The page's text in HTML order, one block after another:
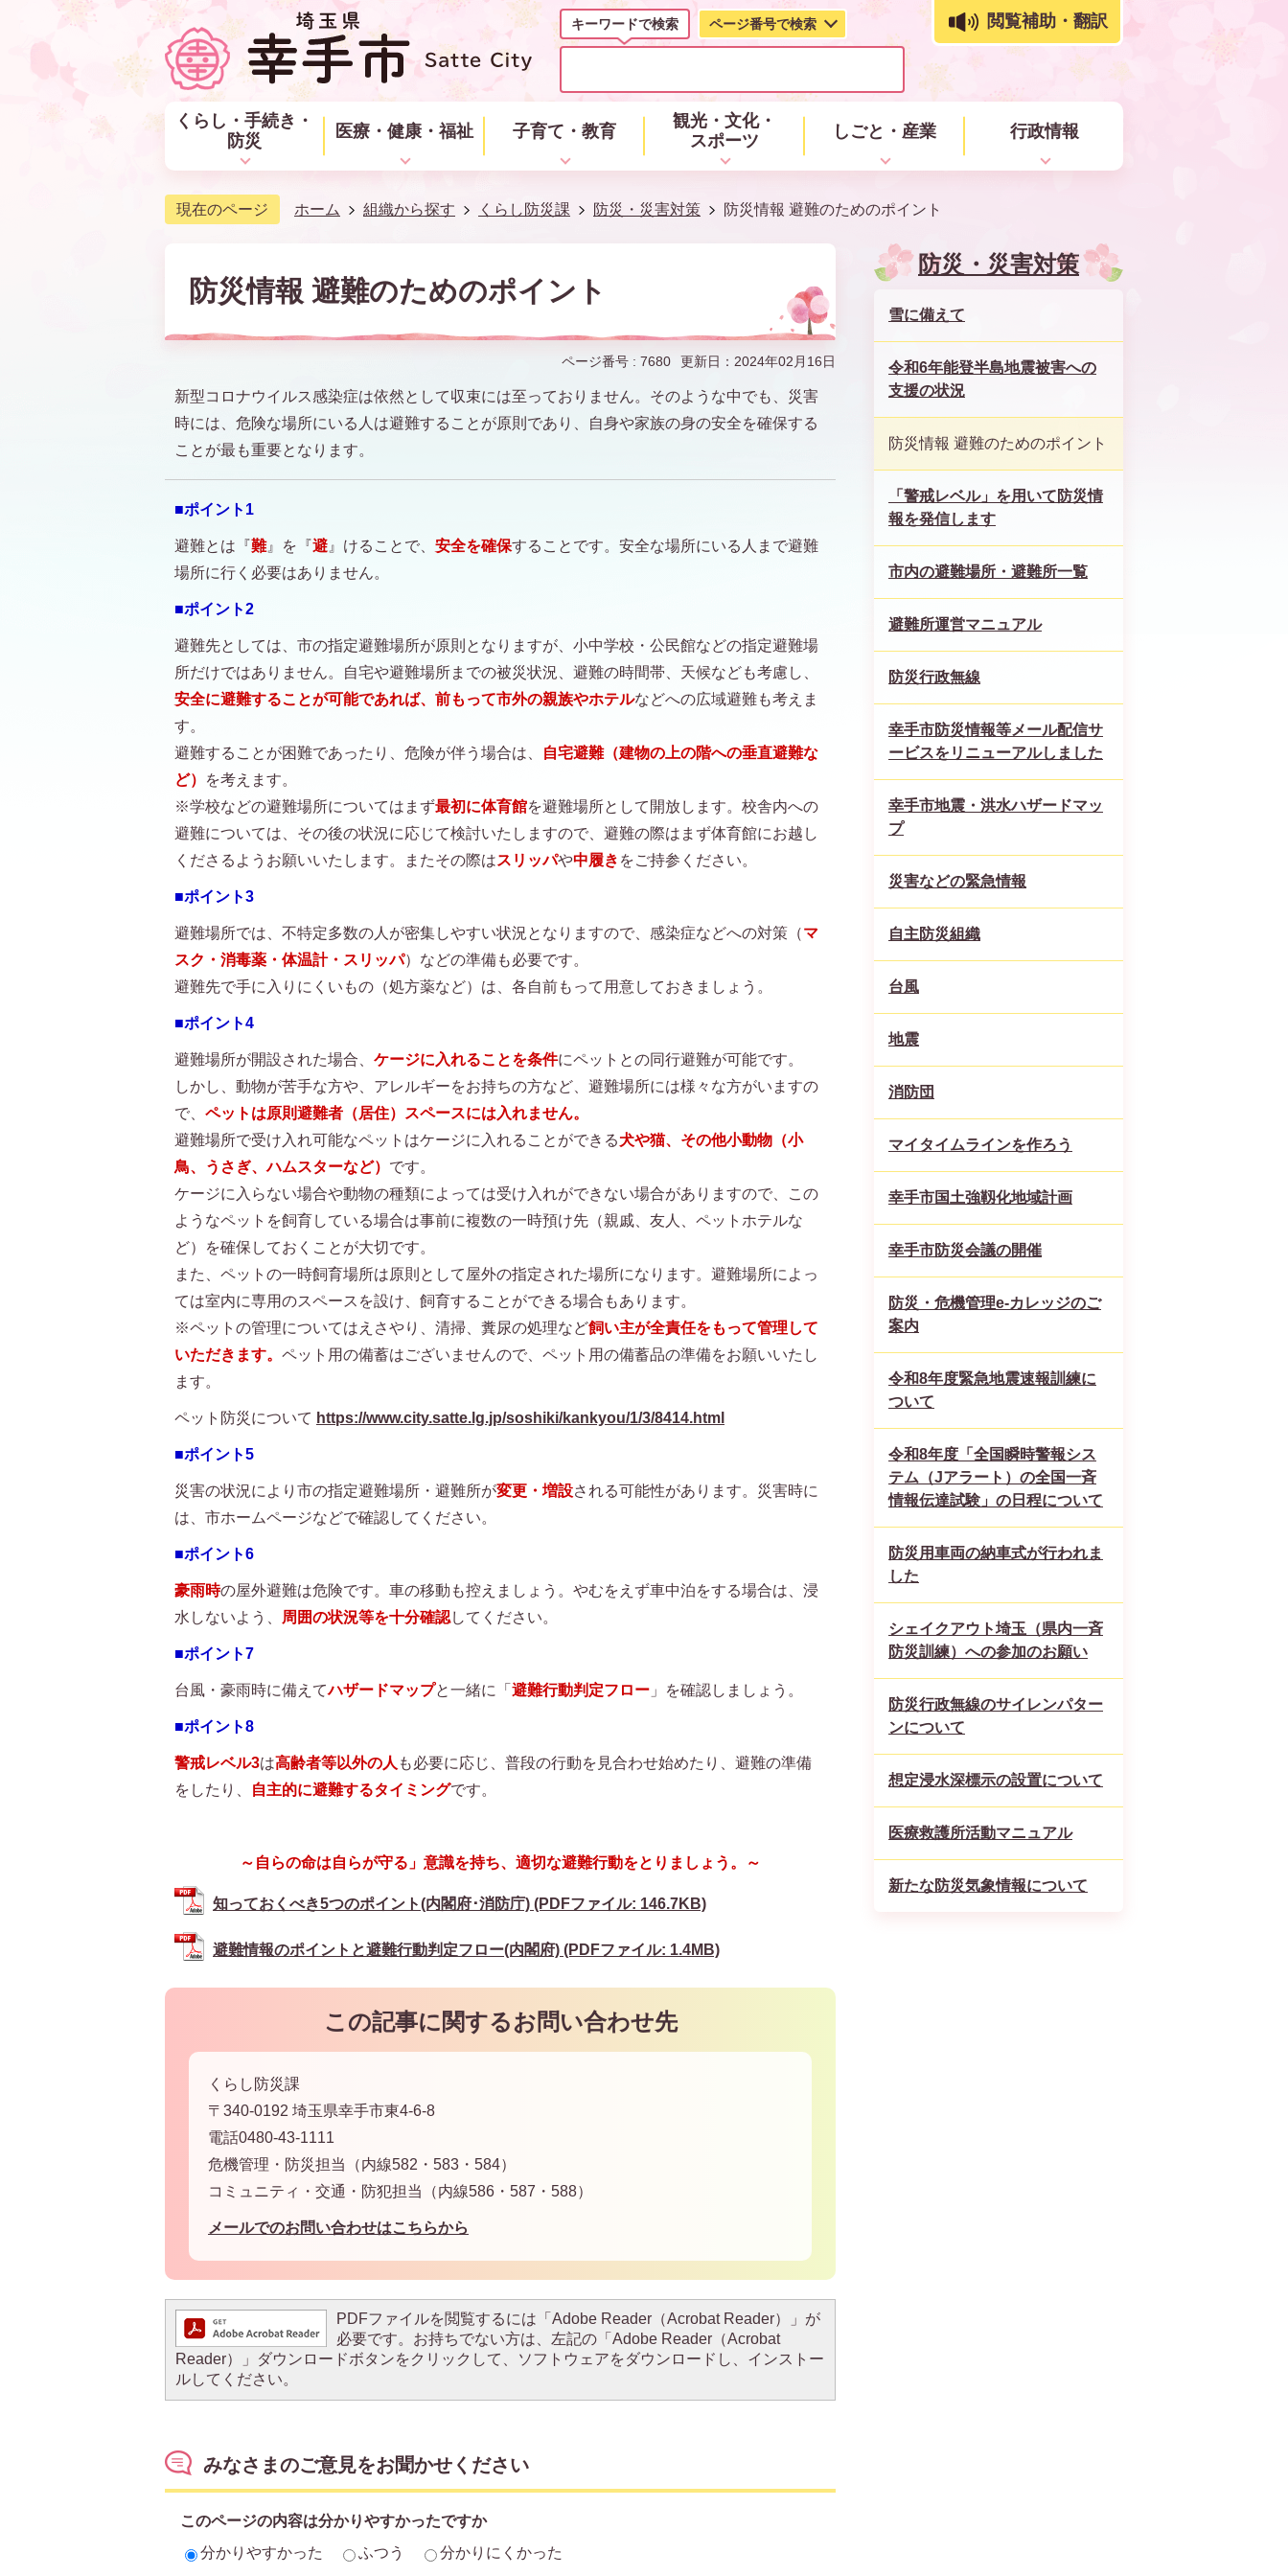
キーワードで検索 ページ番号で検索
キ
ワ
ド
で
検
閲覧補助・翻訳
くらし・手続き・
防災
医療・健康・福祉 子育て・教育
観光・文化・
スポーツ
しごと・産業 行政情報
現在のページ ホーム 組織から探す くらし防災課 防災・災害対策 防災情報 避難のためのポイント
防災情報 避難のためのポイント
ページ番号 : 7680 更新日：2024年02月16日
新型コロナウイルス感染症は依然として収束には至っておりません。そのような中でも、災害
時には、危険な場所にいる人は避難することが原則であり、自身や家族の身の安全を確保する
ことが最も重要となります。
■ポイント1
避難とは『難』を『避 』けることで、 安全を確保することです。安全な場所にいる人まで避難
場所に行く必要はありません。
■ポイント2
避難先としては、市の指定避難場所が原則となりますが、小中学校・公民館などの指定避難場
所だけではありません。自宅や避難場所までの被災状況、避難の時間帯、天候なども考慮し、
安全に避難することが可能であれば、前もって市外の親族やホテルなどへの広域避難も考えま
す。
避難することが困難であったり、危険が伴う場合は、
自宅避難（建物の上の階への垂直避難な
ど）
を考えます。
※学校などの避難場所についてはまず最初に体育館を避難場所として開放します。校舎内への
避難については、その後の状況に応じて検討いたしますので、避難の際はまず体育館にお越し
くださるようお願いいたします。またその際はスリッパや中履き をご持参ください。
■ポイント3
避難場所では、不特定多数の人が密集しやすい状況となりますので、感染症などへの対策（マ
スク・消毒薬・体温計・スリッパ）などの準備も必要です。
避難先で手に入りにくいもの（処方薬など）は、各自前もって用意しておきましょう。
■ポイント4
避難場所が開設された場合、 ケージに入れることを条件にペットとの同行避難が可能です。
しかし、動物が苦手な方や、アレルギーをお持ちの方など、避難場所には様々な方がいますの
で、 ペットは原則避難者（居住）スペースには入れません。
避難場所で受け入れ可能なペットはケージに入れることができる犬や猫、その他小動物（小
鳥、うさぎ、ハムスターなど） です。
ケージに入らない場合や動物の種類によっては受け入れができない場合がありますので、この
ようなペットを飼育している場合は事前に複数の一時預け先（親戚、友人、ペットホテルな
ど）を確保しておくことが大切です。
また、ペットの一時飼育場所は原則として屋外の指定された場所になります。避難場所によっ
ては室内に専用のスペースを設け、飼育することができる場合もあります。
※ペットの管理についてはえさやり、清掃、糞尿の処理など飼い主が全責任をもって管理して
いただきます。 ペット用の備蓄はございませんので、ペット用の備蓄品の準備をお願いいたし
ます。
ペット防災について https://www.city.satte.lg.jp/soshiki/kankyou/1/3/8414.html
■ポイント5
災害の状況により市の指定避難場所・避難所が変更・増設される可能性があります。災害時に
は、市ホームページなどで確認してください。
■ポイント6
豪雨時の屋外避難は危険です。車の移動も控えましょう。やむをえず車中泊をする場合は、浸
水しないよう、
周囲の状況等を十分確認してください。
■ポイント7
台風・豪雨時に備えてハザードマップと一緒に「 避難行動判定フロー 」を確認しましょう。
■ポイント8
警戒レベル3は高齢者等以外の人 も必要に応じ、普段の行動を見合わせ始めたり、避難の準備
をしたり、
自主的に避難するタイミングです。
～自らの命は自らが守る」意識を持ち、適切な避難行動をとりましょう。～
知っておくべき5つのポイント(内閣府･消防庁) (PDFファイル: 146.7KB)
避難情報のポイントと避難行動判定フロー(内閣府) (PDFファイル: 1.4MB)
この記事に関するお問い合わせ先
くらし防災課
〒340-0192 埼玉県幸手市東4-6-8
電話0480-43-1111
危機管理・防災担当（内線582・583・584）
コミュニティ・交通・防犯担当（内線586・587・588）
メールでのお問い合わせはこちらから
PDFファイルを閲覧するには「Adobe Reader（Acrobat Reader）」が
必要です。お持ちでない方は、左記の「Adobe Reader（Acrobat
Reader）」ダウンロードボタンをクリックして、ソフトウェアをダウンロードし、インストー
ルしてください。
みなさまのご意見をお聞かせください
このページの内容は分かりやすかったですか
分かりやすかった
ふつう 分かりにくかった
防災・災害対策
雪に備えて
令和6年能登半島地震被害への
支援の状況
防災情報 避難のためのポイント
「警戒レベル」を用いて防災情
報を発信します
市内の避難場所・避難所一覧
避難所運営マニュアル
防災行政無線
幸手市防災情報等メール配信サ
ービスをリニューアルしました
幸手市地震・洪水ハザードマッ
プ
災害などの緊急情報
自主防災組織
台風
地震
消防団
マイタイムラインを作ろう
幸手市国土強靱化地域計画
幸手市防災会議の開催
防災・危機管理e-カレッジのご
案内
令和8年度緊急地震速報訓練に
ついて
令和8年度「全国瞬時警報シス
テム（Jアラート）の全国一斉
情報伝達試験」の日程について
防災用車両の納車式が行われま
した
シェイクアウト埼玉（県内一斉
防災訓練）への参加のお願い
防災行政無線のサイレンパター
ンについて
想定浸水深標示の設置について
医療救護所活動マニュアル
新たな防災気象情報について